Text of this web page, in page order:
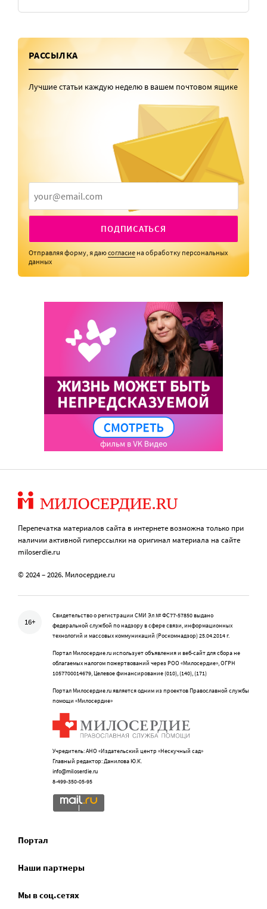
РАССЫЛКА
Лучшие статьи каждую неделю в вашем почтовом ящике
ПОДПИСАТЬСЯ
Отправляя форму, я даюсогласие на обработку персональных
данных
Перепечатка материалов сайта в интернете возможна только при
наличии активной гиперссылки на оригинал материала на сайте
miloserdie.ru
© 2024 – 2026. Милосердие.ru
16+
Свидетельство о регистрации СМИ Эл № ФС77-57850 выдано
федеральной службой по надзору в сфере связи, информационных
технологий и массовых коммуникаций (Роскомнадзор) 25.04.2014 г.
Портал Милосердие.ru использует объявления и веб-сайт для сбора не
облагаемых налогом пожертвований через РОО «Милосердие», ОГРН
1057700014679, Целевое финансирование (010), (140), (171)
Портал Милосердие.ru является одним из проектов Православной службы
помощи «Милосердие»
Учредитель: АНО «Издательский центр «Нескучный сад»
Главный редактор: Данилова Ю.К.
info@miloserdie.ru
8-499-350-05-95
Портал
Наши партнеры
Мы в соц.сетях